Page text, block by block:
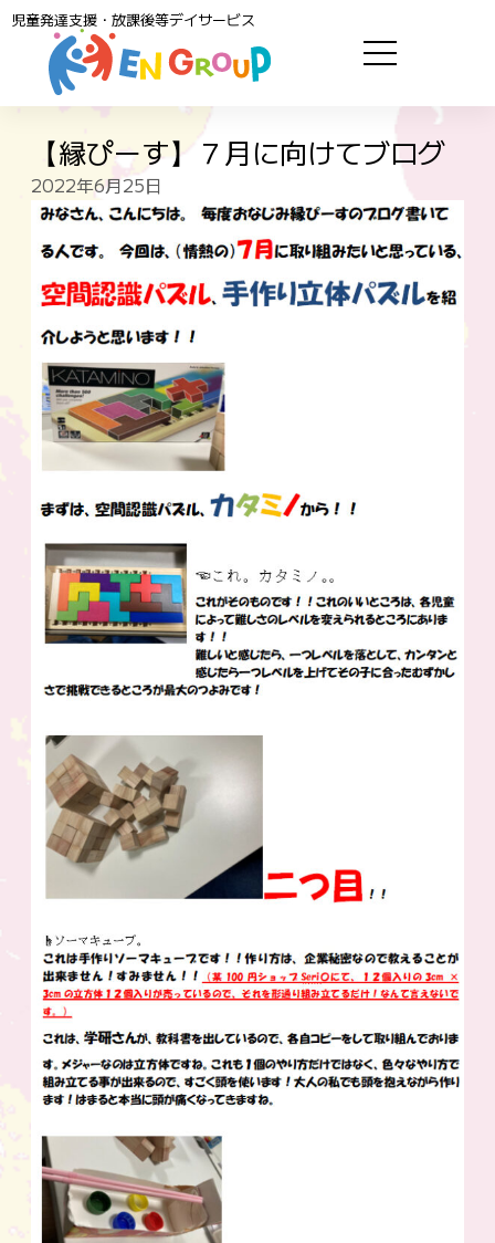
児童発達支援・放課後等デイサービス
【縁ぴーす】７月に向けてブログ
2022年6月25日